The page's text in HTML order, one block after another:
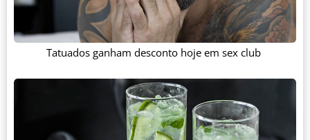
Tatuados ganham desconto hoje em sex club